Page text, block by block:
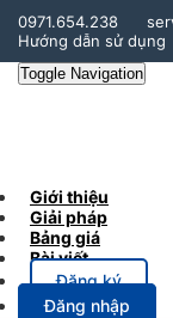
0971.654.238
Hướng dẫn sử dụng
Toggle Navigation
Giới thiệu
Giải pháp
Bảng giá
Bài viết
Đăng ký
Đăng nhập